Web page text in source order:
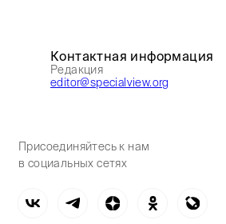
Контактная информация
Редакция
editor@specialview.org
Присоединяйтесь к нам
в социальных сетях